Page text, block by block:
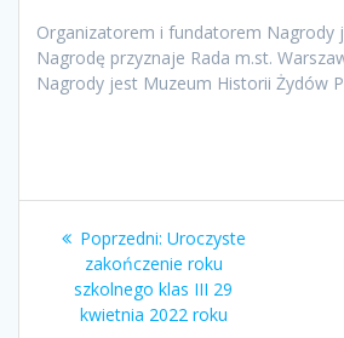
Organizatorem i fundatorem Nagrody
Nagrodę przyznaje Rada m.st.
Nagrody jest Muzeum Historii Żydów
Nawigacja
wpisu
Poprzedni: Poprzedni
wpis:
Uroczyste
zakończenie roku
szkolnego klas III 29
kwietnia 2022 roku